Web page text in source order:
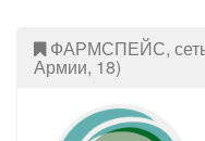
ФАРМСПЕЙС, сеть
Армии, 18)